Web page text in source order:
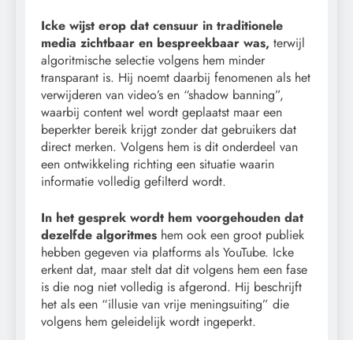
Icke wijst erop dat censuur in traditionele
media zichtbaar en bespreekbaar was, terwijl
algoritmische selectie volgens hem minder
transparant is. Hij noemt daarbij fenomenen als het
verwijderen van video’s en “shadow banning”,
waarbij content wel wordt geplaatst maar een
beperkter bereik krijgt zonder dat gebruikers dat
direct merken. Volgens hem is dit onderdeel van
een ontwikkeling richting een situatie waarin
informatie volledig gefilterd wordt.
In het gesprek wordt hem voorgehouden dat
dezelfde algoritmes hem ook een groot publiek
hebben gegeven via platforms als YouTube. Icke
erkent dat, maar stelt dat dit volgens hem een fase
is die nog niet volledig is afgerond. Hij beschrijft
het als een “illusie van vrije meningsuiting” die
volgens hem geleidelijk wordt ingeperkt.